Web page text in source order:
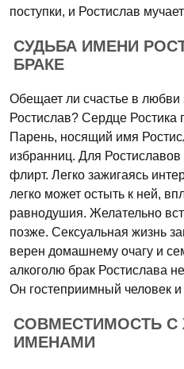
поступки, и Ростислав
СУДЬБА ИМЕНИ
БРАКЕ
Обещает ли счастье в любви
Ростислав? Сердце
Парень, носящий имя
избранниц. Для
флирт. Легко зажигаясь
легко может остыть к ней,
равнодушия. Желательно
позже. Сексуальная жизнь
верен домашнему очагу и
алкоголю брак Ростислава
Он гостеприимный человек и
СОВМЕСТИМОСТЬ С
ИМЕНАМИ